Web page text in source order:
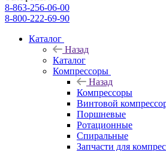
8-863-256-06-00
8-800-222-69-90
Каталог
Назад
Каталог
Компрессоры
Назад
Компрессоры
Винтовой
Поршневые
Ротационные
Спиральные
Запчасти для